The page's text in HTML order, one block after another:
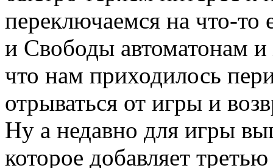
переключаемся на что-то
и Свободы автоматонам и
что нам приходилось
отрываться от игры и
Ну а недавно для игры
которое добавляет